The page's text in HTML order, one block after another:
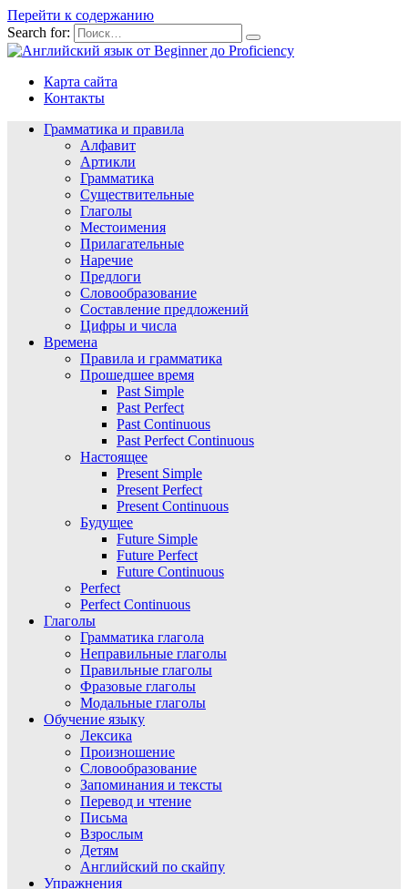
Перейти к содержанию
Search for:
Карта сайта
Контакты
Грамматика и правила
Алфавит
Артикли
Грамматика
Существительные
Глаголы
Местоимения
Прилагательные
Наречие
Предлоги
Словообразование
Составление предложений
Цифры и числа
Времена
Правила и грамматика
Прошедшее время
Past Simple
Past Perfect
Past Continuous
Past Perfect Continuous
Настоящее
Present Simple
Present Perfect
Present Continuous
Будущее
Future Simple
Future Perfect
Future Continuous
Perfect
Perfect Continuous
Глаголы
Грамматика глагола
Неправильные глаголы
Правильные глаголы
Фразовые глаголы
Модальные глаголы
Обучение языку
Лексика
Произношение
Словообразование
Запоминания и тексты
Перевод и чтение
Письма
Взрослым
Детям
Английский по скайпу
Упражнения